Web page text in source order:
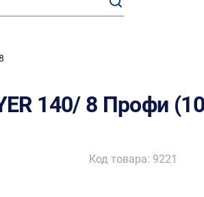
140/ 8 Профи
Код товара: 9221